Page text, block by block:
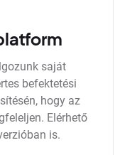
saját
befektetési
hogy az
Elérhető
is.